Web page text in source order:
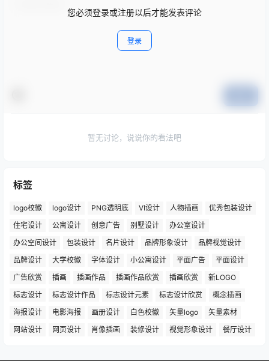
您必须登录或注册以后才能发表评论
登录
暂无讨论，说说你的看法吧
标签
logo校徽 logo设计 PNG透明底 VI设计 人物插画
优秀包装设计
住宅设计
公寓设计 创意广告 别墅设计
办公室设计
办公空间设计
包装设计 名片设计 品牌形象设计
品牌视觉设计
品牌设计
大学校徽 字体设计 小公寓设计 平面广告
平面设计
广告欣赏
插画 插画作品 插画作品欣赏 插画欣赏
新LOGO
标志设计
标志设计作品 标志设计元素 标志设计欣赏
概念插画
海报设计
电影海报 画册设计 白色校徽 矢量logo
矢量素材
网站设计
网页设计 肖像插画 装修设计 视觉形象设计 餐厅设计